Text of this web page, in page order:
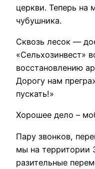
церкви. Теперь на
чубушника.
Сквозь лесок —
«Сельхозинвест»
восстановлению
Дорогу нам
пускать!»
Хорошее дело –
Пару звонков,
мы на территории
разительные